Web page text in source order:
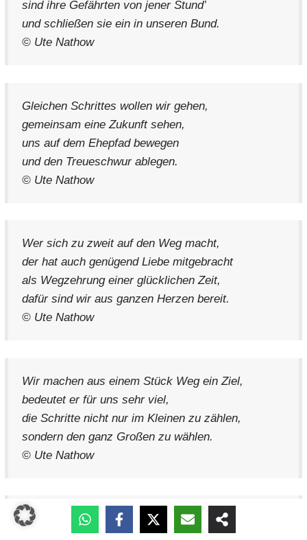
sind ihre Gefährten von jener Stund’
und schließen sie ein in unseren Bund.
© Ute Nathow
Gleichen Schrittes wollen wir gehen,
gemeinsam eine Zukunft sehen,
uns auf dem Ehepfad bewegen
und den Treueschwur ablegen.
© Ute Nathow
Wer sich zu zweit auf den Weg macht,
der hat auch genügend Liebe mitgebracht
als Wegzehrung einer glücklichen Zeit,
dafür sind wir aus ganzen Herzen bereit.
© Ute Nathow
Wir machen aus einem Stück Weg ein Ziel,
bedeutet er für uns sehr viel,
die Schritte nicht nur im Kleinen zu zählen,
sondern den ganz Großen zu wählen.
© Ute Nathow
Wollt ihr uns im Zweierpack sehen,
wie wir durch das Hochzeitstor gehen,